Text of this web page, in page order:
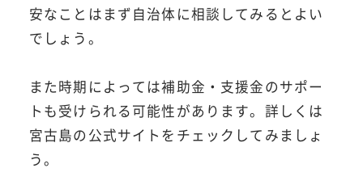
安なことはまず自治体に相談してみるとよい
でしょう。
また時期によっては補助金・支援金のサポー
トも受けられる可能性があります。詳しくは
宮古島の公式サイトをチェックしてみましょ
う。